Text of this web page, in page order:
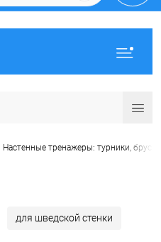
Настенные тренажеры: турники,
для шведской стенки